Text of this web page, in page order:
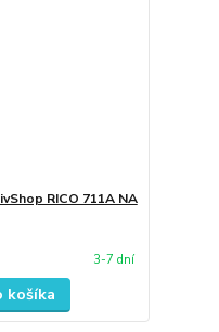
RICO 711A NA
3-7 dní
košíka